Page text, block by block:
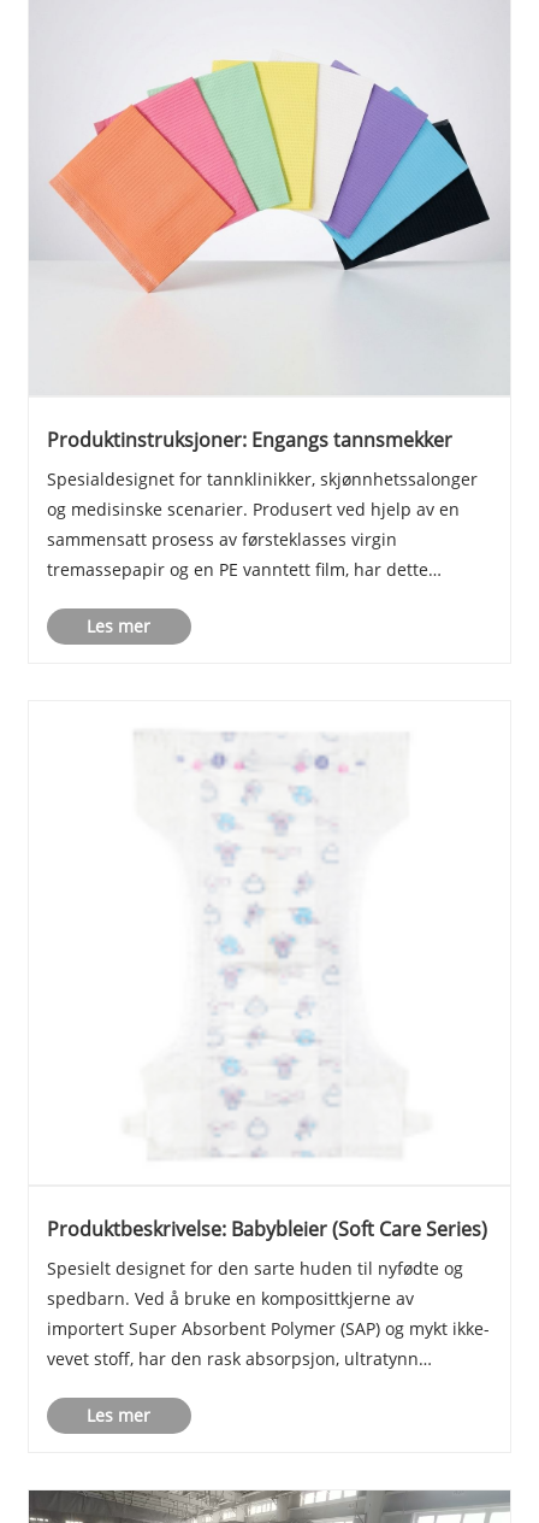
Produktinstruksjoner: Engangs tannsmekker
Spesialdesignet for tannklinikker, skjønnhetssalonger
og medisinske scenarier. Produsert ved hjelp av en
sammensatt prosess av førsteklasses virgin
tremassepapir og en PE vanntett film, har dette
og en myk, hudvennlig tekstur. Den unike pregede
Les mer
Produktbeskrivelse: Babybleier (Soft Care Series)
Spesielt designet for den sarte huden til nyfødte og
spedbarn. Ved å bruke en komposittkjerne av
importert Super Absorbent Polymer (SAP) og mykt ikke-
vevet stoff, har den rask absorpsjon, ultratynn
passer babyens hoftekurve, kombinert med doble
Les mer